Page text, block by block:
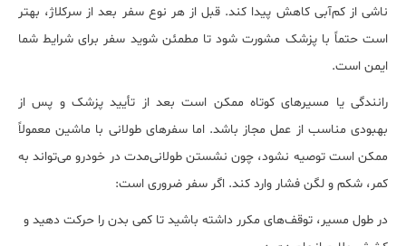
ناشی از کم‌آبی کاهش پیدا کند. قبل از هر نوع سفر بعد از سرکلاژ، بهتر
است حتماً با پزشک مشورت شود تا مطمئن شوید سفر برای شرایط شما
ایمن است.
رانندگی یا مسیرهای کوتاه ممکن است بعد از تأیید پزشک و پس از
بهبودی مناسب از عمل مجاز باشد. اما سفرهای طولانی با ماشین معمولاً
ممکن است توصیه نشود، چون نشستن طولانی‌مدت در خودرو می‌تواند به
کمر، شکم و لگن فشار وارد کند. اگر سفر ضروری است:
در طول مسیر، توقف‌های مکرر داشته باشید تا کمی بدن را حرکت دهید و